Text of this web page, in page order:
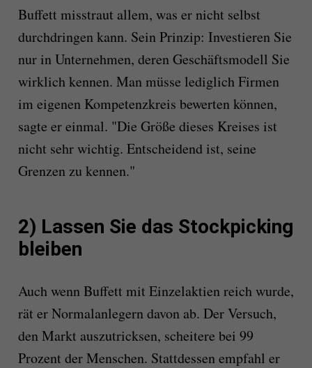
Buffett misstraut allem, was er nicht selbst
durchdringen kann. Sein Prinzip: Investieren Sie
nur in Unternehmen, deren Geschäftsmodell Sie
wirklich kennen. Man müsse lediglich Firmen
im eigenen Kompetenzkreis bewerten können,
sagte er einmal. "Die Größe dieses Kreises ist
nicht sehr wichtig. Entscheidend ist, seine
Grenzen zu kennen."
2) Lassen Sie das Stockpicking
bleiben
Auch wenn Buffett mit Einzelaktien reich wurde,
rät er Normalanlegern davon ab. Der Versuch,
den Markt auszutricksen, scheitere bei 99
Prozent der Menschen. Stattdessen empfahl er